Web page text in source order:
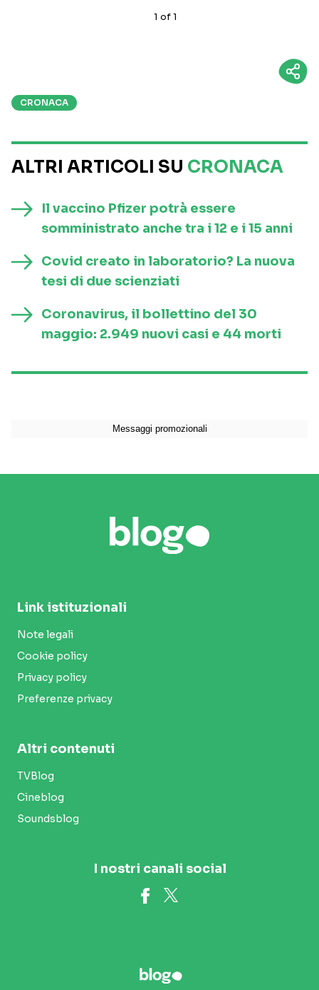
1 of1
CRONACA
ALTRI ARTICOLI SU CRONACA
Il vaccino Pfizer potrà essere
somministrato anche tra i 12 e i 15 anni
Covid creato in laboratorio? La nuova
tesi di due scienziati
Coronavirus, il bollettino del 30
maggio: 2.949 nuovi casi e 44 morti
Link istituzionali
Note legali
Cookie policy
Privacy policy
Preferenze privacy
Altri contenuti
TVBlog
Cineblog
Soundsblog
I nostri canali social